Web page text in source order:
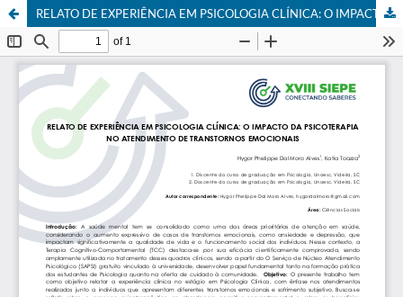
RELATO DE EXPERIÊNCIA EM PSICOLOGIA CLÍNICA: O IMPACTO DA PSICOTERAPIA NO ATENDIMENTO DE TRANSTORNOS EMOCIONAIS